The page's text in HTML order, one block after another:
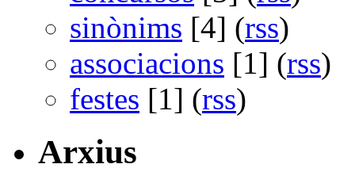
sinònims [4] (rss)
associacions [1] (rss)
festes [1] (rss)
Arxius